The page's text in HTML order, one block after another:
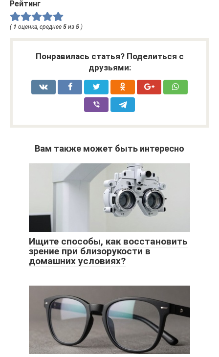
Рейтинг
( 1 оценка, среднее 5 из 5 )
Понравилась статья? Поделиться с
друзьями:
Вам также может быть интересно
Ищите способы, как восстановить
зрение при близорукости в
домашних условиях?